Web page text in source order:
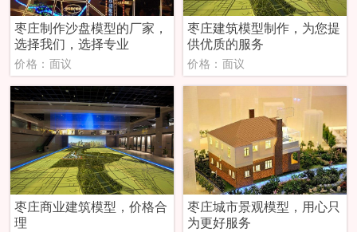
枣庄制作沙盘模型的厂家，
选择我们，选择专业
价格：面议
枣庄建筑模型制作，为您提
供优质的服务
价格：面议
枣庄商业建筑模型，价格合
理
枣庄城市景观模型，用心只
为更好服务